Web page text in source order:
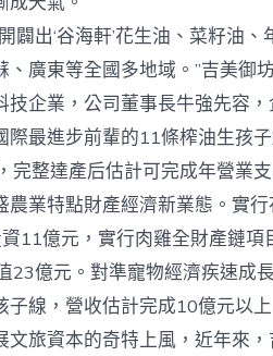
出‘谷海軒’花生油、菜籽油、
、廣東等全國多地域。”吉美御
技企業，公司董事長牛強先容
際最進步前輩的11條榨油生孩
完整達產后估計可完成年營業
業特點財產經濟新業態。實行
11億元，實行肉雞全財產鏈
23億元。對準寵物經濟疾速成
子線，營收估計完成10億元以上
旅資本的奇特上風，近年來，